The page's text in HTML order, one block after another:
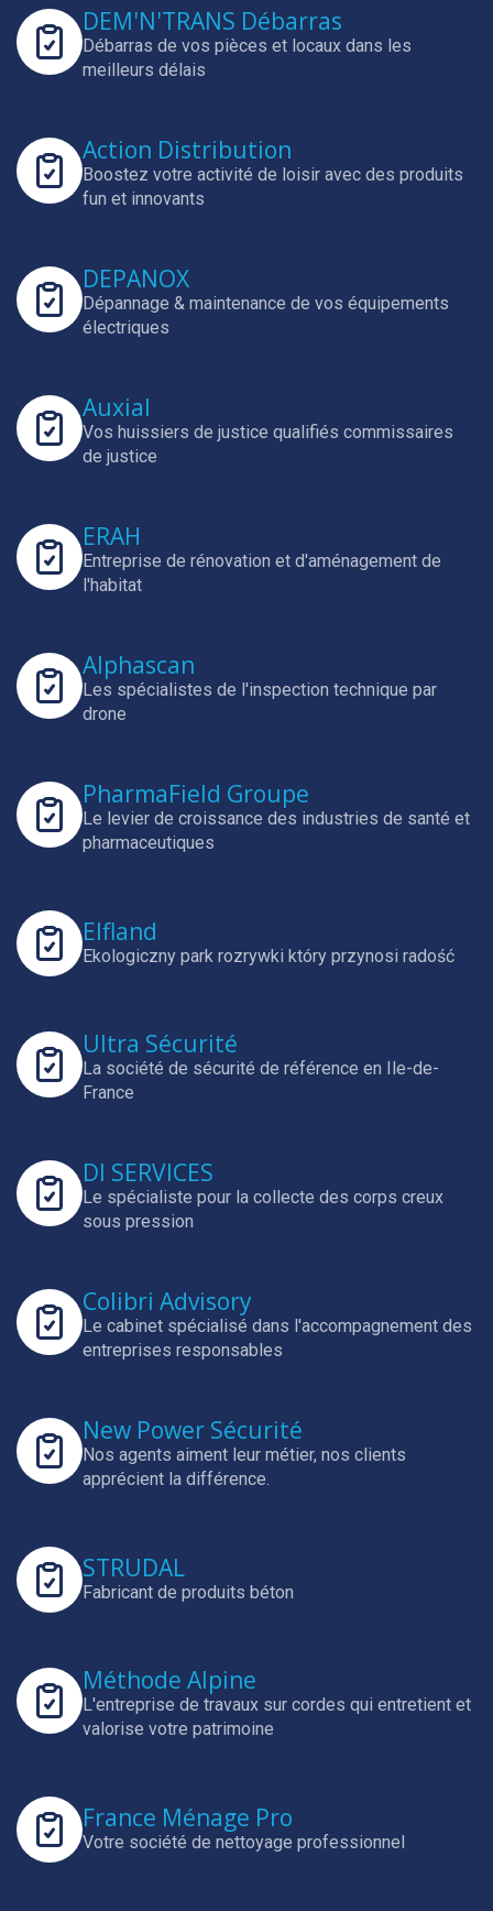
DEM'N'TRANS Débarras
Débarras de vos pièces et locaux dans les
meilleurs délais
Action Distribution
Boostez votre activité de loisir avec des produits
fun et innovants
DEPANOX
Dépannage & maintenance de vos équipements
électriques
Auxial
Vos huissiers de justice qualifiés commissaires
de justice
ERAH
Entreprise de rénovation et d'aménagement de
l'habitat
Alphascan
Les spécialistes de l'inspection technique par
drone
PharmaField Groupe
Le levier de croissance des industries de santé et
pharmaceutiques
Elfland
Ekologiczny park rozrywki który przynosi radość
Ultra Sécurité
La société de sécurité de référence en Ile-de-
France
DI SERVICES
Le spécialiste pour la collecte des corps creux
sous pression
Colibri Advisory
Le cabinet spécialisé dans l'accompagnement des
entreprises responsables
New Power Sécurité
Nos agents aiment leur métier, nos clients
apprécient la différence.
STRUDAL
Fabricant de produits béton
Méthode Alpine
L'entreprise de travaux sur cordes qui entretient et
valorise votre patrimoine
France Ménage Pro
Votre société de nettoyage professionnel